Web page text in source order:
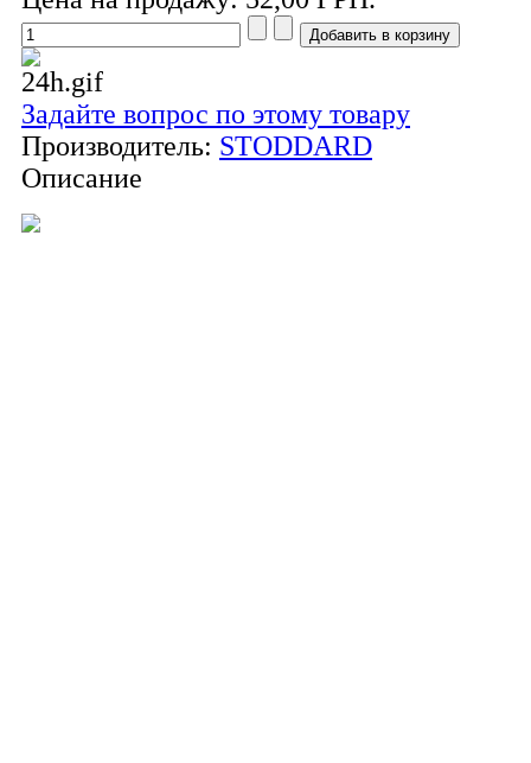
Задайте вопрос по этому товару
Производитель: STODDARD
Описание